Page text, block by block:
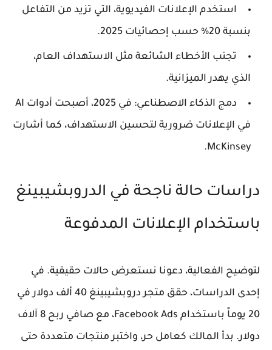
استخدم الإعلانات الفيديوية، التي تزيد من التفاعل
بنسبة 20% حسب إحصائيات 2025.
تجنب الأخطاء الشائعة مثل الاستهداف العام،
الذي يهدر الميزانية.
دمج الذكاء الاصطناعي: في 2025، أصبحت أدوات AI
في الإعلانات ضرورية لتحسين الاستهداف، كما أشارت
McKinsey.
دراسات حالة ناجحة في الدروبشيبينغ
باستخدام الإعلانات المدفوعة
لتوضيح الفعالية، دعونا نستعرض حالات حقيقية. في
إحدى الدراسات، حقق متجر دروبشيبينغ 40 ألف دولار في
20 يوماً باستخدام Facebook Ads، مع صافي ربح 8 آلاف
دولار. بدأ المالك كعامل حر، واختبر منتجات متعددة حتى